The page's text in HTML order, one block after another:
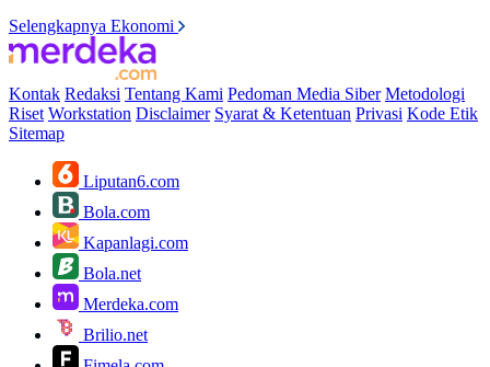
Selengkapnya Ekonomi
Kontak Redaksi Tentang Kami Pedoman Media Siber Metodologi
Riset Workstation Disclaimer Syarat & Ketentuan Privasi Kode Etik
Sitemap
Liputan6.com
Bola.com
Kapanlagi.com
Bola.net
Merdeka.com
Brilio.net